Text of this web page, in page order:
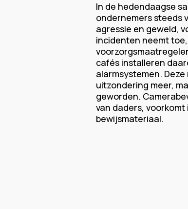
In de hedendaagse
ondernemers steeds
agressie en geweld,
incidenten neemt
cafés installeren
alarmsystemen.
uitzondering meer,
geworden.
van daders,
bewijsmateriaal.